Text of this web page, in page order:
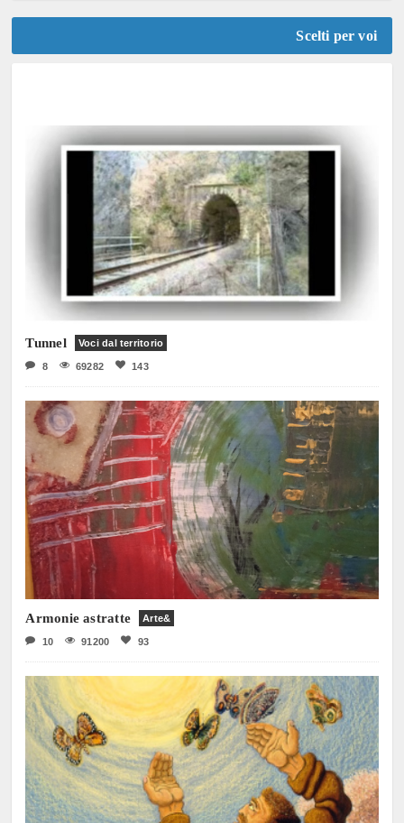
Scelti per voi
Tunnel Voci dal territorio
8 69282 143
Armonie astratte Arte&
10 91200 93